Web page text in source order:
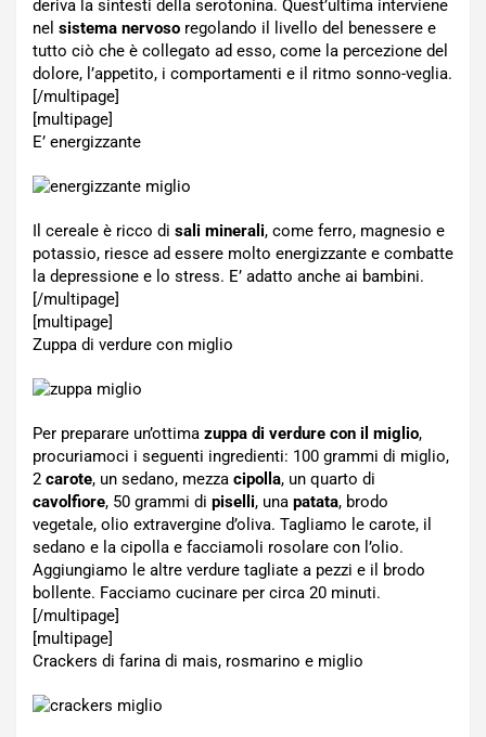
deriva la sintesti della serotonina. Quest’ultima interviene
nel sistema nervoso regolando il livello del benessere e
tutto ciò che è collegato ad esso, come la percezione del
dolore, l’appetito, i comportamenti e il ritmo sonno-veglia.
[/multipage]
[multipage]
E’ energizzante
Il cereale è ricco di sali minerali, come ferro, magnesio e
potassio, riesce ad essere molto energizzante e combatte
la depressione e lo stress. E’ adatto anche ai bambini.
[/multipage]
[multipage]
Zuppa di verdure con miglio
Per preparare un’ottima zuppa di verdure con il miglio,
procuriamoci i seguenti ingredienti: 100 grammi di miglio,
2 carote, un sedano, mezza cipolla, un quarto di
cavolfiore, 50 grammi di piselli, una patata, brodo
vegetale, olio extravergine d’oliva. Tagliamo le carote, il
sedano e la cipolla e facciamoli rosolare con l’olio.
Aggiungiamo le altre verdure tagliate a pezzi e il brodo
bollente. Facciamo cucinare per circa 20 minuti.
[/multipage]
[multipage]
Crackers di farina di mais, rosmarino e miglio